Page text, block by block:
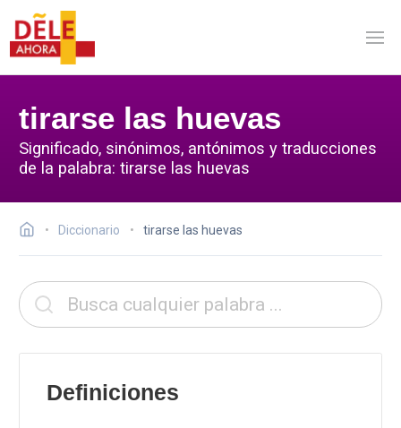
tirarse las huevas
Significado, sinónimos, antónimos y traducciones
de la palabra: tirarse las huevas
Diccionario tirarse las huevas
Definiciones